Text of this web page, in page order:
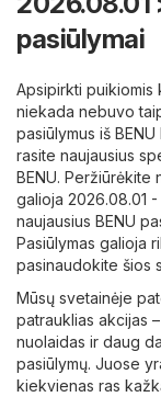
pasiūlymai
Apsipirkti puikiomis
niekada nebuvo
pasiūlymus iš BENU
rasite naujausius
BENU. Peržiūrėkite
galioja 2026.08.01
naujausius BENU
Pasiūlymas galioja
pasinaudokite šios
Mūsų svetainėje
patrauklias akcijas
nuolaidas ir daug
pasiūlymų. Juose
kiekvienas ras